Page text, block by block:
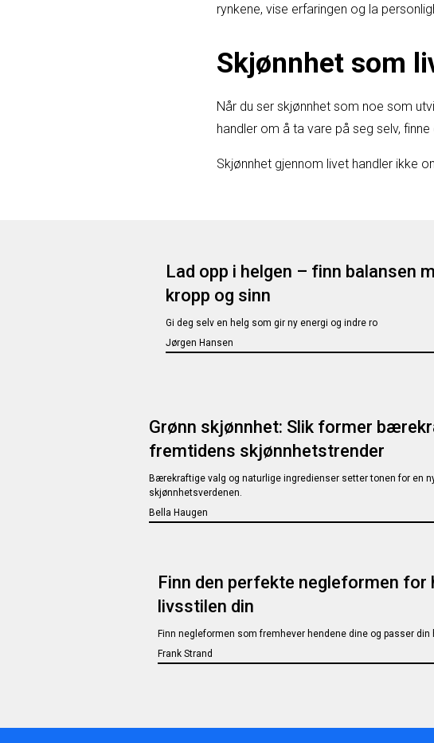
rynkene, vise erfaringen og la
Skjønnhet som
Når du ser skjønnhet som noe som
handler om å ta vare på seg selv,
Skjønnhet gjennom livet handler ikke
Lad opp i helgen – finn balansen
kropp og sinn
Gi deg selv en helg som gir ny energi og indre ro
Jørgen Hansen
Grønn skjønnhet: Slik former
fremtidens skjønnhetstrender
Bærekraftige valg og naturlige ingredienser setter tonen for en
skjønnhetsverdenen.
Bella Haugen
Finn den perfekte negleformen for
livsstilen din
Finn negleformen som fremhever hendene dine og passer din
Frank Strand